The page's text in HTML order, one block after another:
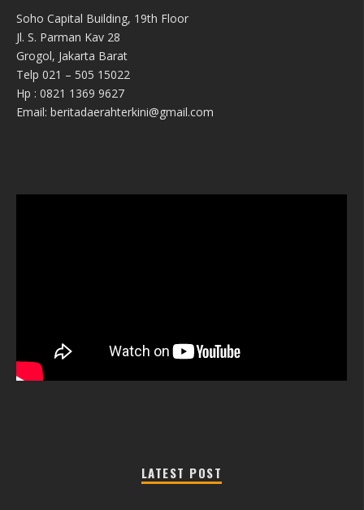
Soho Capital Building, 19th Floor
Jl. S. Parman Kav 28
Grogol, Jakarta Barat
Telp 021 – 505 15022
Hp : 0821 1369 9627
Email: beritadaerahterkini@gmail.com
LATEST POST